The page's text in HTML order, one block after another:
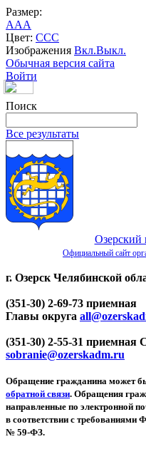
Размер:
AAA
Цвет: CCC
Изображения Вкл.Выкл.
Обычная версия сайта
Войти
Поиск
Все результаты
Озерский
Официальный сайт
г. Озерск Челябинской
(351-30) 2-69-73 приемная
Главы округа
(351-30) 2-55-31 приемная
sobranie@ozerskadm.ru
Обращение гражданина может
обратной связи. Обращения
направленные по электронной
в соответствии с требованиями
№ 59-ФЗ.